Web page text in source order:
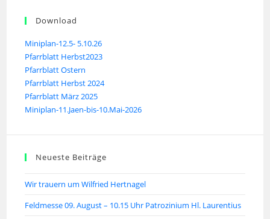
Download
Miniplan-12.5- 5.10.26
Pfarrblatt Herbst2023
Pfarrblatt Ostern
Pfarrblatt Herbst 2024
Pfarrblatt März 2025
Miniplan-11.Jaen-bis-10.Mai-2026
Neueste Beiträge
Wir trauern um Wilfried Hertnagel
Feldmesse 09. August – 10.15 Uhr Patrozinium Hl. Laurentius